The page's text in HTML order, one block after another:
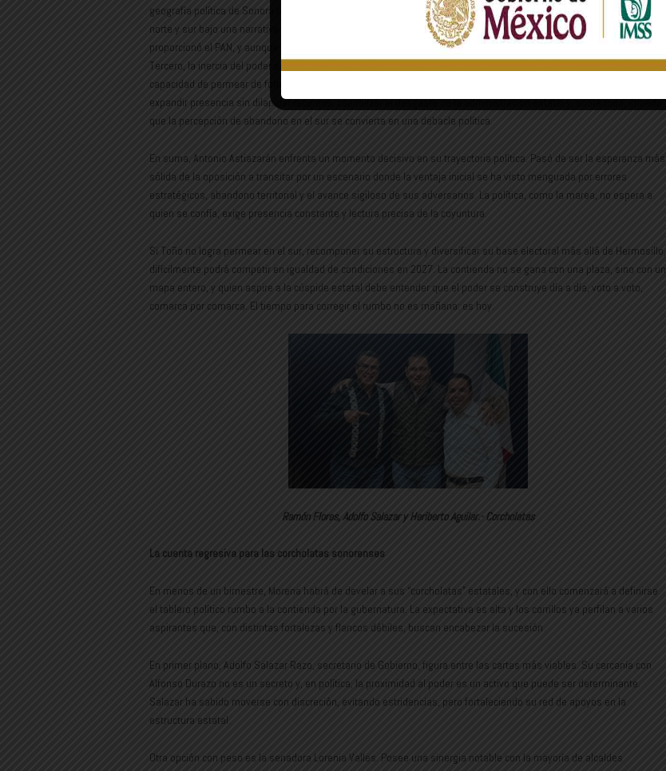
geografía política de Sonora no se gana con una sola ciudad; requiere un entramado territorial que articule capital,
norte y sur bajo una narrativa cohesionada. Segundo, su nueva aventura partidista le resta el voto duro que otrora le
proporcionó el PAN, y aunque su marca personal es fuerte, no es infalible ante el voto corporativo de Morena.
Tercero, la inercia del poder actual juega en su contra: Morena llega con la maquinaria estatal aceitada y con la
capacidad de permear de forma discrecional en las comarcas más alejadas. El reto, por ende, es estratégico:
expandir presencia sin dilapidar recursos, capitalizar el desgaste de la administración estatal y, sobre todo, impedir
que la percepción de abandono en el sur se convierta en una debacle política.
En suma, Antonio Astiazarán enfrenta un momento decisivo en su trayectoria política. Pasó de ser la esperanza más
sólida de la oposición a transitar por un escenario donde la ventaja inicial se ha visto menguada por errores
estratégicos, abandono territorial y el avance sigiloso de sus adversarios. La política, como la marea, no espera a
quien se confía; exige presencia constante y lectura precisa de la coyuntura.
Si Toño no logra permear en el sur, recomponer su estructura y diversificar su base electoral más allá de Hermosillo,
difícilmente podrá competir en igualdad de condiciones en 2027. La contienda no se gana con una plaza, sino con un
mapa entero, y quien aspire a la cúspide estatal debe entender que el poder se construye día a día, voto a voto,
comarca por comarca. El tiempo para corregir el rumbo no es mañana: es hoy.
Ramón Flores, Adolfo Salazar y Heriberto Aguilar.- Corcholatas
La cuenta regresiva para las corcholatas sonorenses
En menos de un bimestre, Morena habrá de develar a sus “corcholatas” estatales, y con ello comenzará a definirse
el tablero político rumbo a la contienda por la gubernatura. La expectativa es alta y los corrillos ya perfilan a varios
aspirantes que, con distintas fortalezas y flancos débiles, buscan encabezar la sucesión.
En primer plano, Adolfo Salazar Razo, secretario de Gobierno, figura entre las cartas más viables. Su cercanía con
Alfonso Durazo no es un secreto y, en política, la proximidad al poder es un activo que puede ser determinante.
Salazar ha sabido moverse con discreción, evitando estridencias, pero fortaleciendo su red de apoyos en la
estructura estatal.
Otra opción con peso es la senadora Lorenia Valles. Posee una sinergia notable con la mayoría de alcaldes